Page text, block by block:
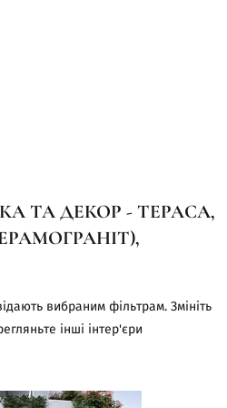
ТА ДЕКОР - ТЕРАСА,
вибраним фільтрам. Змініть
інші інтер'єри